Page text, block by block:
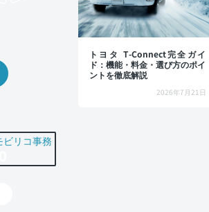
トヨタ T-Connect完全ガイ
ド：機能・料金・選び方のポイ
ントを徹底解説
2026年7月21日